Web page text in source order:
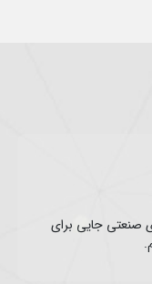
صنعتی جایی برای